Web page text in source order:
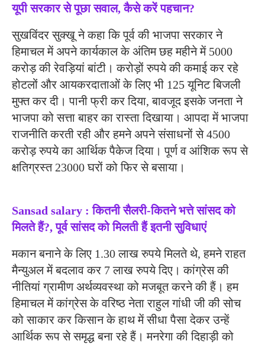
यूपी सरकार से पूछा सवाल, कैसे करें पहचान?
सुखविंदर सुक्खू ने कहा कि पूर्व की भाजपा सरकार ने
हिमाचल में अपने कार्यकाल के अंतिम छह महीने में 5000
करोड़ की रेवड़ियां बांटी। करोड़ों रुपये की कमाई कर रहे
होटलों और आयकरदाताओं के लिए भी 125 यूनिट बिजली
मुफ्त कर दी। पानी फ्री कर दिया, बावजूद इसके जनता ने
भाजपा को सत्ता बाहर का रास्ता दिखाया। आपदा में भाजपा
राजनीति करती रही और हमने अपने संसाधनों से 4500
करोड़ रुपये का आर्थिक पैकेज दिया। पूर्ण व आंशिक रूप से
क्षतिग्रस्त 23000 घरों को फिर से बसाया।
Sansad salary : कितनी सैलरी-कितने भत्ते सांसद को
मिलते हैं?, पूर्व सांसद को मिलती हैं इतनी सुविधाएं
मकान बनाने के लिए 1.30 लाख रुपये मिलते थे, हमने राहत
मैन्युअल में बदलाव कर 7 लाख रुपये दिए। कांग्रेस की
नीतियां ग्रामीण अर्थव्यवस्था को मजबूत करने की हैं। हम
हिमाचल में कांग्रेस के वरिष्ठ नेता राहुल गांधी जी की सोच
को साकार कर किसान के हाथ में सीधा पैसा देकर उन्हें
आर्थिक रूप से समृद्ध बना रहे हैं। मनरेगा की दिहाड़ी को